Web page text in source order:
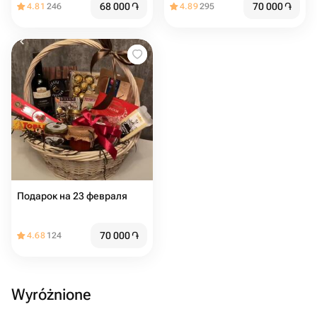
4.81 246 68 000֏ 4.89295 70 000֏
Подарок на 23 февраля
4.68 124 70 000֏
Wyróżnione